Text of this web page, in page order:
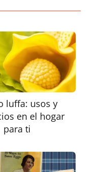
luffa: usos y
en el hogar
para ti